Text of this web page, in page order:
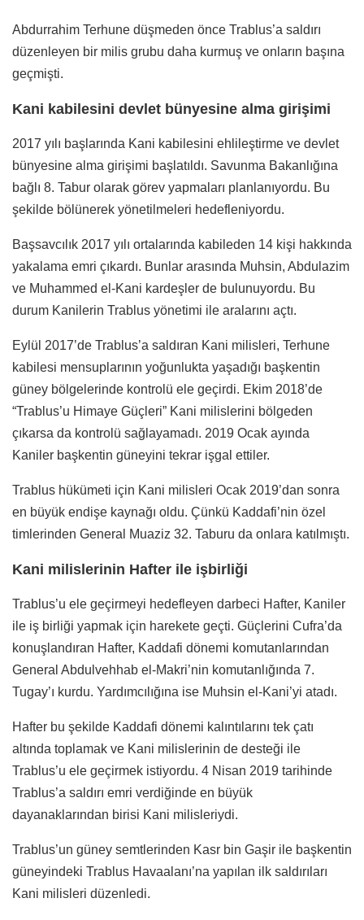
Abdurrahim Terhune düşmeden önce Trablus’a saldırı
düzenleyen bir milis grubu daha kurmuş ve onların başına
geçmişti.
Kani kabilesini devlet bünyesine alma girişimi
2017 yılı başlarında Kani kabilesini ehlileştirme ve devlet
bünyesine alma girişimi başlatıldı. Savunma Bakanlığına
bağlı 8. Tabur olarak görev yapmaları planlanıyordu. Bu
şekilde bölünerek yönetilmeleri hedefleniyordu.
Başsavcılık 2017 yılı ortalarında kabileden 14 kişi hakkında
yakalama emri çıkardı. Bunlar arasında Muhsin, Abdulazim
ve Muhammed el-Kani kardeşler de bulunuyordu. Bu
durum Kanilerin Trablus yönetimi ile aralarını açtı.
Eylül 2017’de Trablus’a saldıran Kani milisleri, Terhune
kabilesi mensuplarının yoğunlukta yaşadığı başkentin
güney bölgelerinde kontrolü ele geçirdi. Ekim 2018’de
“Trablus’u Himaye Güçleri” Kani milislerini bölgeden
çıkarsa da kontrolü sağlayamadı. 2019 Ocak ayında
Kaniler başkentin güneyini tekrar işgal ettiler.
Trablus hükümeti için Kani milisleri Ocak 2019’dan sonra
en büyük endişe kaynağı oldu. Çünkü Kaddafi’nin özel
timlerinden General Muaziz 32. Taburu da onlara katılmıştı.
Kani milislerinin Hafter ile işbirliği
Trablus’u ele geçirmeyi hedefleyen darbeci Hafter, Kaniler
ile iş birliği yapmak için harekete geçti. Güçlerini Cufra’da
konuşlandıran Hafter, Kaddafi dönemi komutanlarından
General Abdulvehhab el-Makri’nin komutanlığında 7.
Tugay’ı kurdu. Yardımcılığına ise Muhsin el-Kani’yi atadı.
Hafter bu şekilde Kaddafi dönemi kalıntılarını tek çatı
altında toplamak ve Kani milislerinin de desteği ile
Trablus’u ele geçirmek istiyordu. 4 Nisan 2019 tarihinde
Trablus’a saldırı emri verdiğinde en büyük
dayanaklarından birisi Kani milisleriydi.
Trablus’un güney semtlerinden Kasr bin Gaşir ile başkentin
güneyindeki Trablus Havaalanı’na yapılan ilk saldırıları
Kani milisleri düzenledi.